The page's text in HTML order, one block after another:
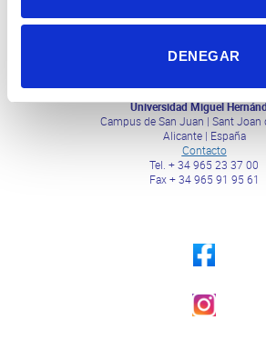
DENEGAR
Consejo Superior de
Universidad Miguel
Campus de San Juan | Sant Joan
Alicante | España
Contacto
Tel. + 34 965 23 37 00
Fax + 34 965 91 95 61